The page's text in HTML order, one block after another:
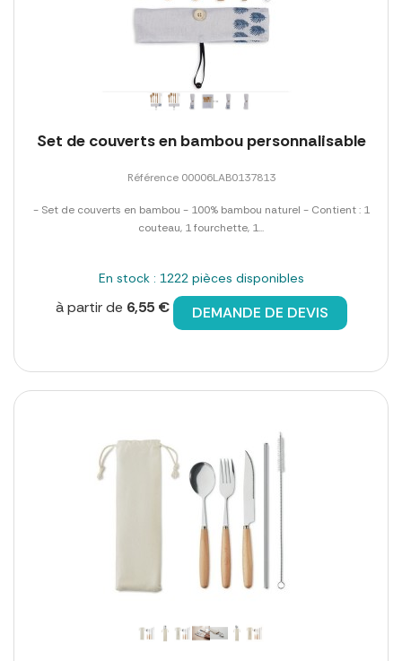
Set de couverts en bambou personnalisable
Référence 00006LAB0137813
- Set de couverts en bambou - 100% bambou naturel - Contient : 1
couteau, 1 fourchette, 1...
En stock : 1222 pièces disponibles
à partir de 6,55 € DEMANDE DE DEVIS